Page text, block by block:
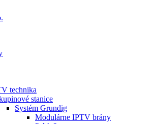
technika
stanice
Systém Grundig
Modulárne IPTV brány